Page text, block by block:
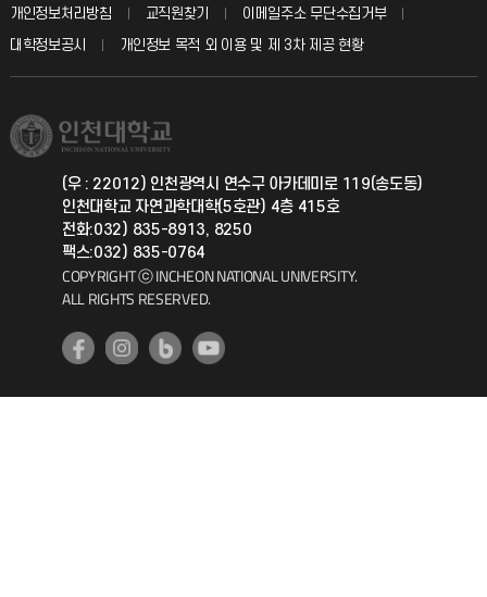
입학안내
취업정보(학생)
칭찬마당
학생서비스 지킴이
총동문회
교육혁신본부
국제지원과
공자아카데미
기초교육원
개인정보처리방침 교직원찾기
이메일주소 무단수집거부
대학정보공시
개인정보 목적 외 이용 및 제 3차 제공 현황
(우 : 22012) 인천광역시 연수구 아카데미로 119(송도동)
인천대학교 자연과학대학(5호관) 4층 415호
전화:032) 835-8913, 8250
팩스:032) 835-0764
COPYRIGHT ⓒ INCHEON NATIONAL UNIVERSITY.
ALL RIGHTS RESERVED.